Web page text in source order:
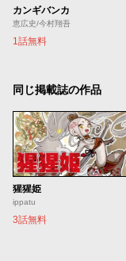
カンギバンカ
恵広史/今村翔吾
1話無料
同じ掲載誌の作品
猩猩姫
ippatu
3話無料